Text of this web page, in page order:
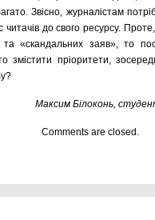
Звісно, журналістам
читачів до свого ресурсу.
та «скандальних заяв», то
змістити пріоритети,
Максим Білоконь,
Comments are closed.